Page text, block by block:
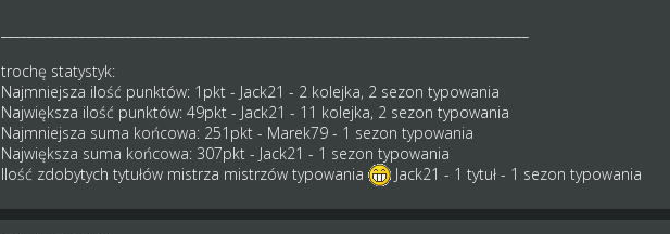
trochę statystyk:
Najmniejsza ilość punktów: 1pkt - Jack21 - 2 kolejka, 2 sezon typowania
Największa ilość punktów: 49pkt - Jack21 - 11 kolejka, 2 sezon typowania
Najmniejsza suma końcowa: 251pkt - Marek79 - 1 sezon typowania
Największa suma końcowa: 307pkt - Jack21 - 1 sezon typowania
Ilość zdobytych tytułów mistrza mistrzów typowania
Jack21 - 1 tytuł - 1 sezon typowania